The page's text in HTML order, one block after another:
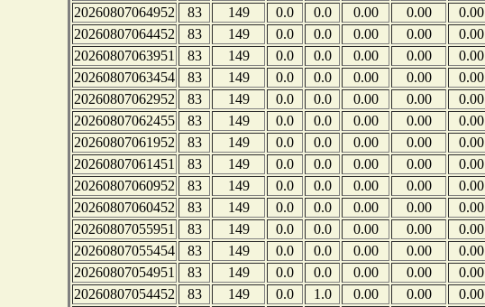
20260807064952
83 149 0.0 0.0 0.00 0.00 0.00
20260807064452
83 149 0.0 0.0 0.00 0.00 0.00
20260807063951
83 149 0.0 0.0 0.00 0.00 0.00
20260807063454
83 149 0.0 0.0 0.00 0.00 0.00
20260807062952
83 149 0.0 0.0 0.00 0.00 0.00
20260807062455
83 149 0.0 0.0 0.00 0.00 0.00
20260807061952
83 149 0.0 0.0 0.00 0.00 0.00
20260807061451
83 149 0.0 0.0 0.00 0.00 0.00
20260807060952
83 149 0.0 0.0 0.00 0.00 0.00
20260807060452
83 149 0.0 0.0 0.00 0.00 0.00
20260807055951
83 149 0.0 0.0 0.00 0.00 0.00
20260807055454
83 149 0.0 0.0 0.00 0.00 0.00
20260807054951
83 149 0.0 0.0 0.00 0.00 0.00
20260807054452
83 149 0.0 1.0 0.00 0.00 0.00